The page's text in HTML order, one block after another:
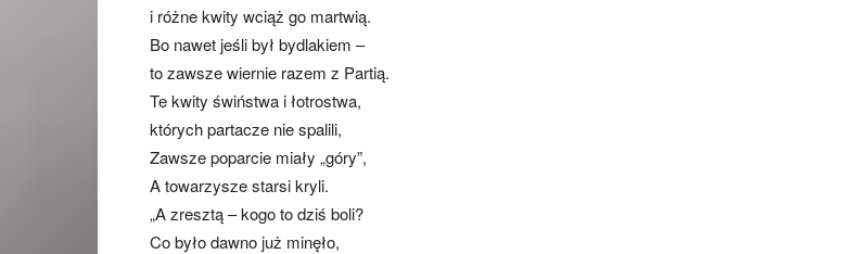
i różne kwity wciąż go martwią.
Bo nawet jeśli był bydlakiem –
to zawsze wiernie razem z Partią.
Te kwity świństwa i łotrostwa,
których partacze nie spalili,
Zawsze poparcie miały „góry”,
A towarzysze starsi kryli.
„A zresztą – kogo to dziś boli?
Co było dawno już minęło,